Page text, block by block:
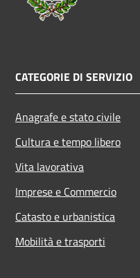
CATEGORIE DI SERVIZIO
Anagrafe e stato civile
Cultura e tempo libero
Vita lavorativa
Imprese e Commercio
Catasto e urbanistica
Mobilità e trasporti